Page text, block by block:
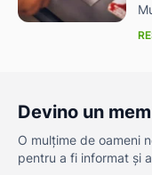
Devino un
O mulțime de oameni
pentru a fi informat și